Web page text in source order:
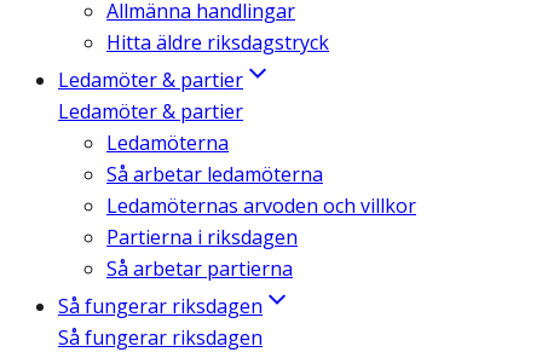
Allmänna handlingar
Hitta äldre riksdagstryck
Ledamöter & partier
Ledamöter & partier
Ledamöterna
Så arbetar ledamöterna
Ledamöternas arvoden och villkor
Partierna i riksdagen
Så arbetar partierna
Så fungerar riksdagen
Så fungerar riksdagen